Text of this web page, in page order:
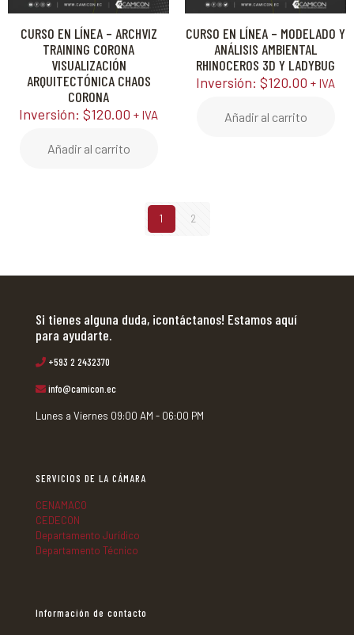
CURSO EN LÍNEA – ARCHVIZ
TRAINING CORONA
VISUALIZACIÓN
ARQUITECTÓNICA CHAOS
CORONA
Inversión: $120.00 + IVA
Añadir al carrito
CURSO EN LÍNEA – MODELADO Y
ANÁLISIS AMBIENTAL
RHINOCEROS 3D Y LADYBUG
Inversión: $120.00 + IVA
Añadir al carrito
1 2
Si tienes alguna duda, ¡contáctanos! Estamos aquí
para ayudarte.
+593 2 2432370
info@camicon.ec
Lunes a Viernes 09:00 AM - 06:00 PM
SERVICIOS DE LA CÁMARA
CENAMACO
CEDECON
Departamento Jurídico
Departamento Técnico
Información de contacto